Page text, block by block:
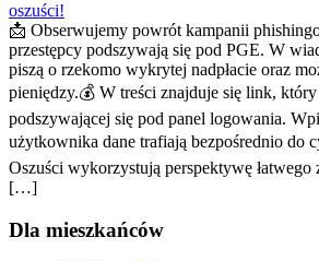
oszuści!
📩 Obserwujemy powrót kampanii
przestępcy podszywają się pod PGE. W
piszą o rzekomo wykrytej nadpłacie oraz
pieniędzy.💰 W treści znajduje się link,
podszywającej się pod panel logowania.
użytkownika dane trafiają bezpośrednio do
Oszuści wykorzystują perspektywę łatwego
[…]
Dla mieszkańców